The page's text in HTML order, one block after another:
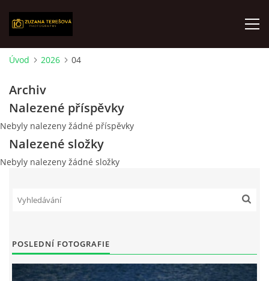
FOTOALBUM
O MNĚ
KONTAKT
Úvod 2026 04
Archiv
Nalezené příspěvky
Nebyly nalezeny žádné příspěvky
Nalezené složky
Nebyly nalezeny žádné složky
POSLEDNÍ FOTOGRAFIE